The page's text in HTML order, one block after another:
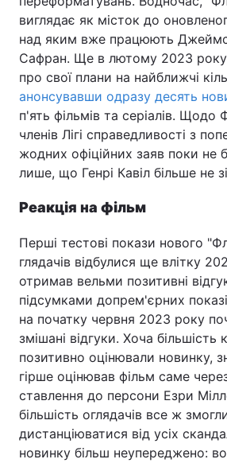
виглядає як місток до
над яким вже працюють Джеймс
Сафран. Ще в лютому 2023
про свої плани на найближчі
анонсувавши одразу десять
п'ять фільмів та серіалів. Щодо
членів Лігі справедливості з
жодних офіційних заяв поки не
лише, що Генрі Кавіл більше не
Реакція на фільм
Перші тестові покази нового
глядачів відбулися ще влітку
отримав вельми позитивні
підсумками допрем'єрних
на початку червня 2023 року
змішані відгуки. Хоча більшість
позитивно оцінювали новинку,
гірше оцінював фільм саме
ставлення до персони Езри
більшість оглядачів все ж
дистанціюватися від усіх
новинку більш неупереджено: